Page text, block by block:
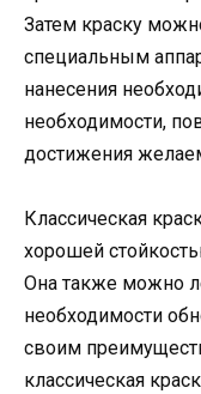
Затем краску
специальным
нанесения
необходимости,
достижения
Классическая
хорошей
Она также можно
необходимости
своим
классическая